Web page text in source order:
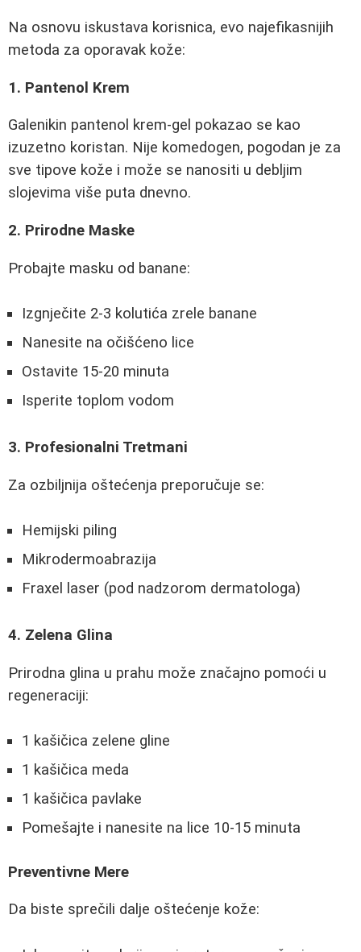
Na osnovu iskustava korisnica, evo najefikasnijih
metoda za oporavak kože:
1. Pantenol Krem
Galenikin pantenol krem-gel pokazao se kao
izuzetno koristan. Nije komedogen, pogodan je za
sve tipove kože i može se nanositi u debljim
slojevima više puta dnevno.
2. Prirodne Maske
Probajte masku od banane:
Izgnječite 2-3 kolutića zrele banane
Nanesite na očišćeno lice
Ostavite 15-20 minuta
Isperite toplom vodom
3. Profesionalni Tretmani
Za ozbiljnija oštećenja preporučuje se:
Hemijski piling
Mikrodermoabrazija
Fraxel laser (pod nadzorom dermatologa)
4. Zelena Glina
Prirodna glina u prahu može značajno pomoći u
regeneraciji:
1 kašičica zelene gline
1 kašičica meda
1 kašičica pavlake
Pomešajte i nanesite na lice 10-15 minuta
Preventivne Mere
Da biste sprečili dalje oštećenje kože: